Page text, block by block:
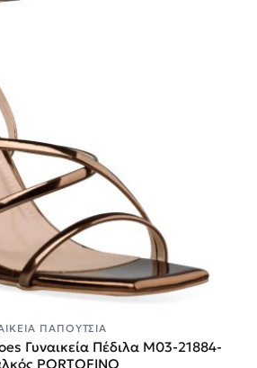
ΠΑΠΟΎΤΣΙΑ
Γυναικεία Πέδιλα M03-21884-
PORTOFINO